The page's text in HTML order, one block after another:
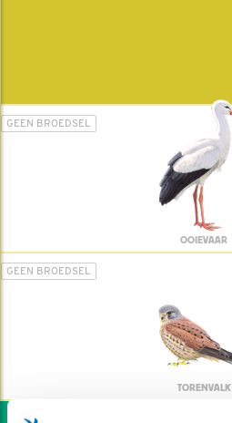
GEEN BROEDSEL
OOIEVAAR
GEEN BROEDSEL
TORENVALK